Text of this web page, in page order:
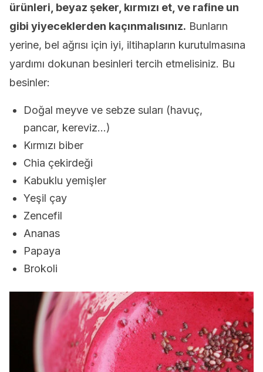
ürünleri, beyaz şeker, kırmızı et, ve rafine un
gibi yiyeceklerden kaçınmalısınız. Bunların
yerine, bel ağrısı için iyi, iltihapların kurutulmasına
yardımı dokunan besinleri tercih etmelisiniz. Bu
besinler:
Doğal meyve ve sebze suları (havuç,
pancar, kereviz…)
Kırmızı biber
Chia çekirdeği
Kabuklu yemişler
Yeşil çay
Zencefil
Ananas
Papaya
Brokoli